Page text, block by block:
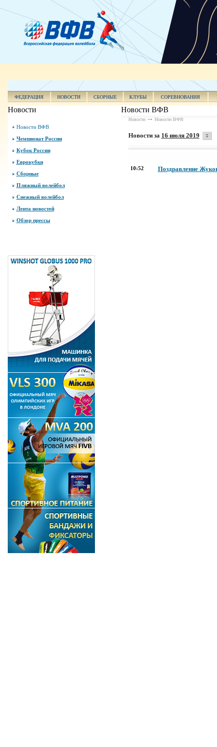
ФЕДЕРАЦИЯ НОВОСТИ СБОРНЫЕ КЛУБЫ СОРЕВНОВАНИЯ
Новости
Новости ВФВ
Чемпионат России
Кубок России
Еврокубки
Сборные
Пляжный волейбол
Снежный волейбол
Лента новостей
Обзор прессы
Новости ВФВ
Новости Новости ВФВ
Новости за 16 июля 2019
10:52 Поздравление